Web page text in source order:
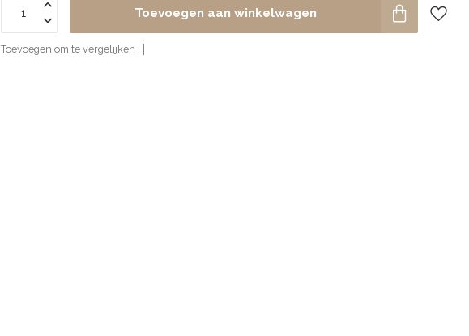
Toevoegen aan winkelwagen
Toevoegen om te vergelijken